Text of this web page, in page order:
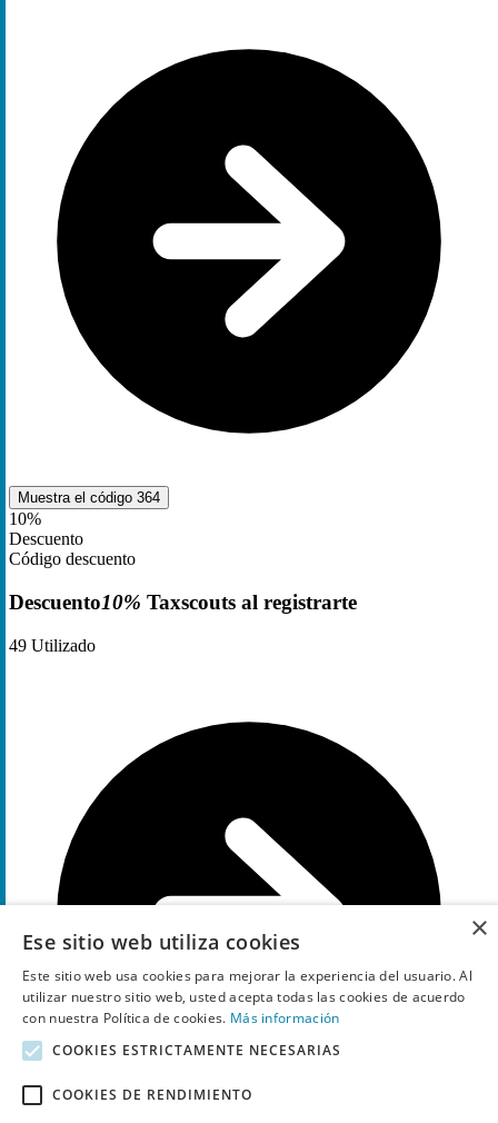
Muestra el código 364
10%
Descuento
Código descuento
Descuento10% Taxscouts al registrarte
49 Utilizado
×
Ese sitio web utiliza cookies
Este sitio web usa cookies para mejorar la experiencia del usuario. Al
utilizar nuestro sitio web, usted acepta todas las cookies de acuerdo
con nuestra Política de cookies. Más información
COOKIES ESTRICTAMENTE NECESARIAS
COOKIES DE RENDIMIENTO